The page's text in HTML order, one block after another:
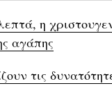
η
αγάπης
τις